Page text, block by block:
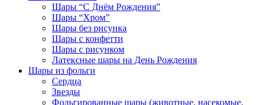
Шары “С Днём Рождения”
Шары “Хром”
Шары без рисунка
Шары с конфетти
Шары с рисунком
Латексные шары на День Рождения
Шары из фольги
Сердца
Звезды
Фольгированные шары (животные, насекомые,